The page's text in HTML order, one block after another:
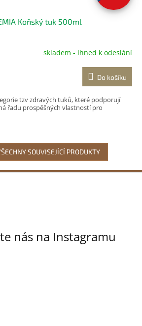
Koňský tuk 500ml
skladem - ihned k odeslání
Do košíku
tzv zdravých tuků, které podporují
řadu prospěšných vlastností pro
SOUVISEJÍCÍ PRODUKTY